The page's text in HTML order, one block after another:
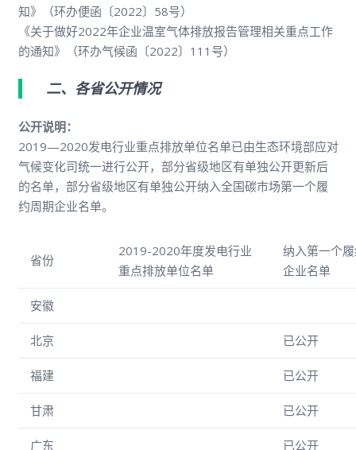
知》（环办便函〔2022〕58号）
《关于做好2022年企业温室气体排放报告管理相关重点工作
的通知》（环办气候函〔2022〕111号）
二、各省公开情况
公开说明：
2019—2020发电行业重点排放单位名单已由生态环境部应对
气候变化司统一进行公开，部分省级地区有单独公开更新后
的名单，部分省级地区有单独公开纳入全国碳市场第一个履
约周期企业名单。
省份
2019-2020年度发电行业
重点排放单位名单
纳入第一个
企业名单
安徽
北京 已公开
福建 已公开
甘肃 已公开
广东 已公开